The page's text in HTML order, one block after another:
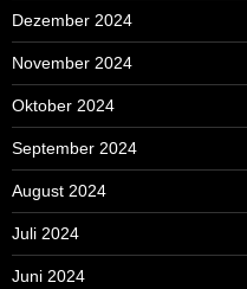
Dezember 2024
November 2024
Oktober 2024
September 2024
August 2024
Juli 2024
Juni 2024